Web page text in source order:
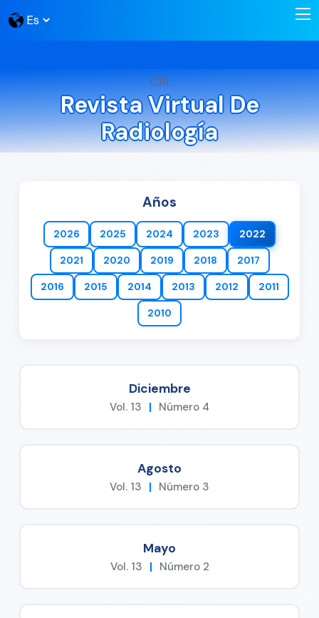
CIR
Revista Virtual De
Radiología
Años
2026 2025 2024 2023 2022
2021 2020 2019 2018 2017
2016 2015 2014 2013 2012 2011
2010
Diciembre
Vol. 13 | Número 4
Agosto
Vol. 13 | Número 3
Mayo
Vol. 13 | Número 2